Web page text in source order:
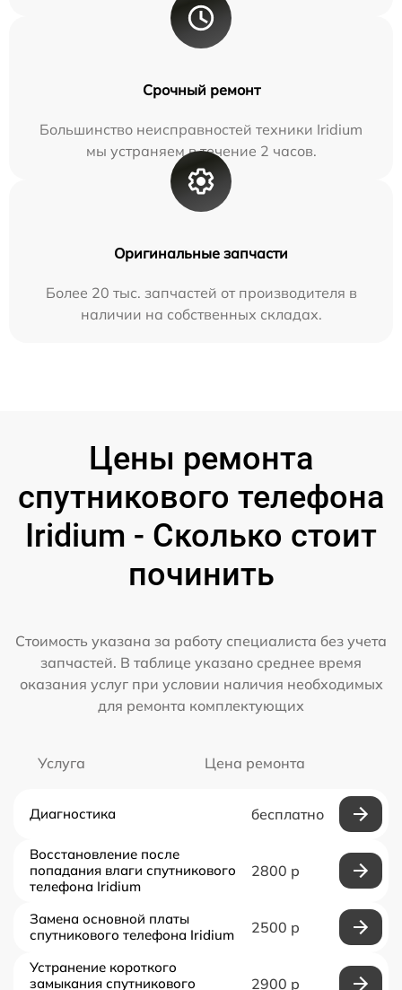
Срочный ремонт
Большинство неисправностей техники Iridium
мы устраняем в течение 2 часов.
Оригинальные запчасти
Более 20 тыс. запчастей от производителя в
наличии на собственных складах.
Цены ремонта
спутникового телефона
Iridium - Сколько стоит
починить
Стоимость указана за работу специалиста без учета
запчастей. В таблице указано среднее время
оказания услуг при условии наличия необходимых
для ремонта комплектующих
Услуга Цена ремонта
Диагностика бесплатно
Восстановление после
попадания влаги спутникового
телефона Iridium
2800 р
Замена основной платы
спутникового телефона Iridium
2500 р
Устранение короткого
замыкания спутникового
2900 р